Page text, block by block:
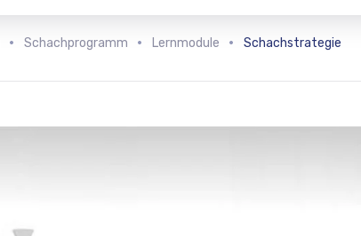
Schachprogramm Lernmodule Schachstrategie